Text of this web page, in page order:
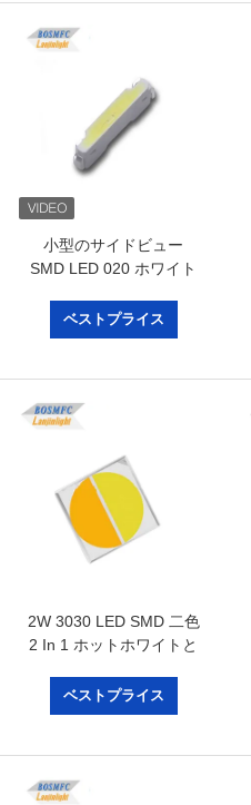
小型のサイドビュー
SMD LED 020 ホワイト
イトのためのマルチスク
リーン
ベストプライス
2W 3030 LED SMD 二色
2 In 1 ホットホワイトと
熱分散
ベストプライス